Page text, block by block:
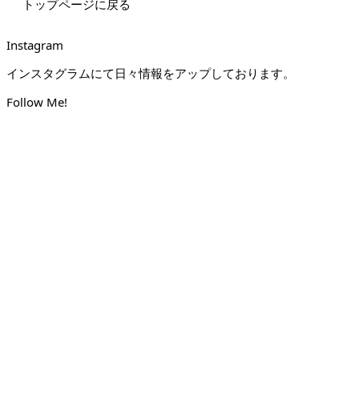
トップページに戻る
Instagram
インスタグラムにて日々情報をアップしております。
Follow Me!